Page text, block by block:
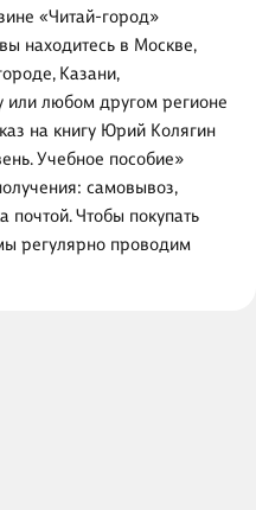
«Читай-город»
находитесь в Москве,
Казани,
или любом другом регионе
на книгу Юрий Колягин
Учебное пособие»
самовывоз,
почтой. Чтобы покупать
регулярно проводим